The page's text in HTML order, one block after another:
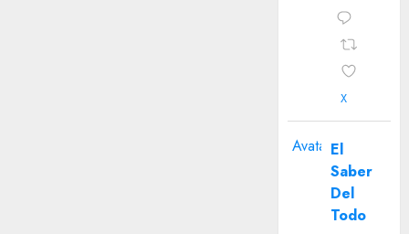
X
Avatar El
Saber
Del
Todo